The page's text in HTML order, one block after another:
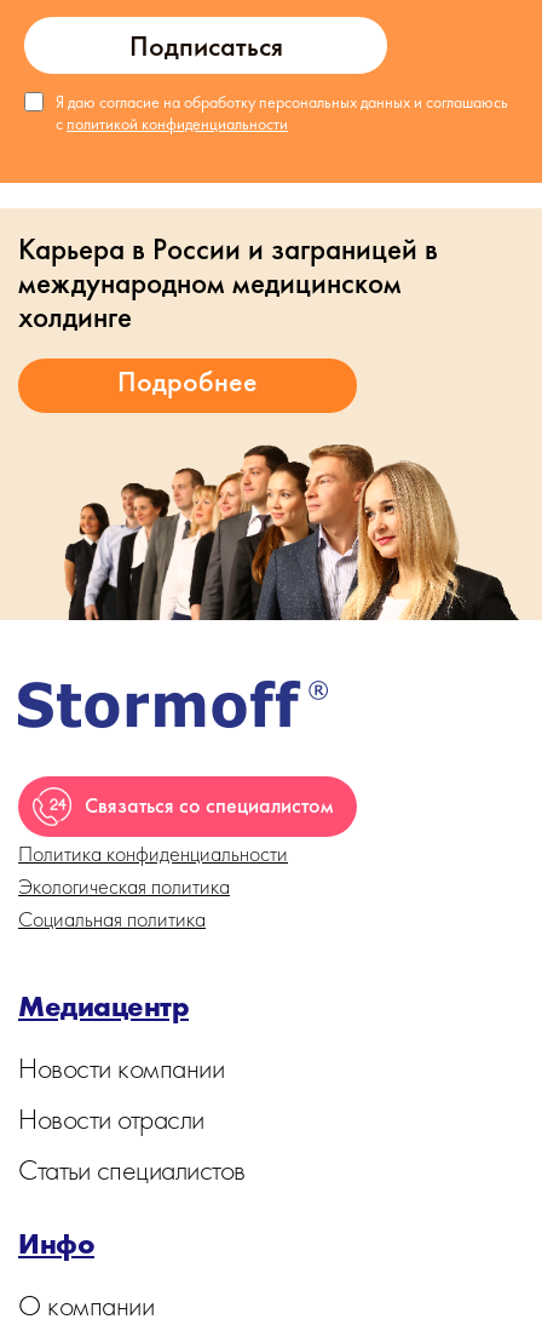
Подписаться
Я даю согласие на обработку персональных данных и соглашаюсь
с политикой конфиденциальности
Карьера в России и заграницей в
международном медицинском
холдинге
Связаться со специалистом
Политика конфиденциальности
Экологическая политика
Социальная политика
Медиацентр
Новости компании
Новости отрасли
Статьи специалистов
Инфо
О компании